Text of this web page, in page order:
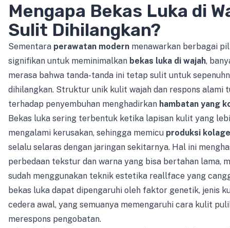
Mengapa Bekas Luka di
Sulit Dihilangkan?
Sementara perawatan modern menawarkan berbagai
signifikan untuk meminimalkan bekas luka di wajah,
merasa bahwa tanda-tanda ini tetap sulit untuk
dihilangkan. Struktur unik kulit wajah dan respons alami
terhadap penyembuhan menghadirkan hambatan yang
Bekas luka sering terbentuk ketika lapisan kulit yang
mengalami kerusakan, sehingga memicu produksi
selalu selaras dengan jaringan sekitarnya. Hal ini
perbedaan tekstur dan warna yang bisa bertahan lama,
sudah menggunakan teknik estetika reallface yang
bekas luka dapat dipengaruhi oleh faktor genetik, jenis
cedera awal, yang semuanya memengaruhi cara kulit
merespons pengobatan.